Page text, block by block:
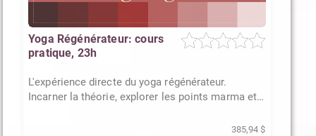
Yoga Régénérateur: cours
pratique, 23h
L'expérience directe du yoga régénérateur.
Incarner la théorie, explorer les points marma et
385,94 $